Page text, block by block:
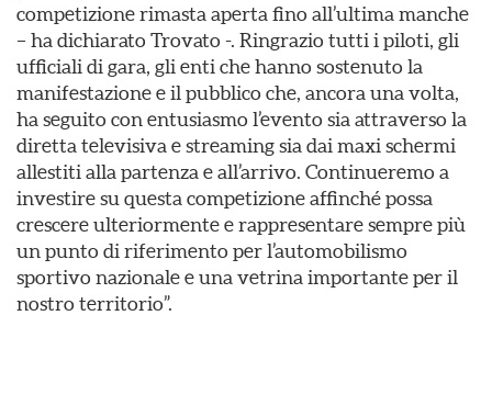
competizione rimasta aperta fino all’ultima manche
– ha dichiarato Trovato -. Ringrazio tutti i piloti, gli
ufficiali di gara, gli enti che hanno sostenuto la
manifestazione e il pubblico che, ancora una volta,
ha seguito con entusiasmo l’evento sia attraverso la
diretta televisiva e streaming sia dai maxi schermi
allestiti alla partenza e all’arrivo. Continueremo a
investire su questa competizione affinché possa
crescere ulteriormente e rappresentare sempre più
un punto di riferimento per l’automobilismo
sportivo nazionale e una vetrina importante per il
nostro territorio”.